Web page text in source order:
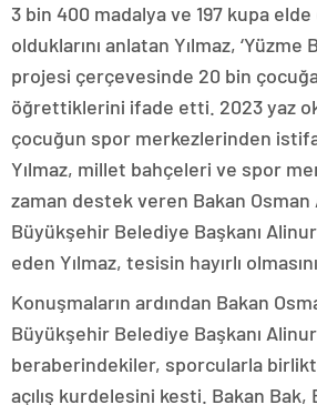
3 bin 400 madalya ve 197 kupa elde
olduklarını anlatan Yılmaz, ‘Yüzme
projesi çerçevesinde 20 bin
öğrettiklerini ifade etti. 2023 yaz
çocuğun spor merkezlerinden
Yılmaz, millet bahçeleri ve spor
zaman destek veren Bakan Osman
Büyükşehir Belediye Başkanı
eden Yılmaz, tesisin hayırlı
Konuşmaların ardından Bakan
Büyükşehir Belediye Başkanı
beraberindekiler, sporcularla
açılış kurdelesini kesti. Bakan Bak,